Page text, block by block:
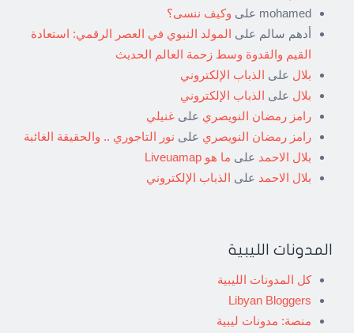
mohamed على وكيف ننسى؟
أدهم سالم على المولد النبوي في العصر الرقمي: استعادة
القيم والقدوة وسط زحمة العالم الحديث
بلال على الذباب الإلكتروني
بلال على الذباب الإلكتروني
رامز رمضان النويصري على غنيلي
رامز رمضان النويصري على نور التاجوري .. والحقيقة الغائبة
بلال الاحمد على ما هو Liveuamap
بلال الاحمد على الذباب الإلكتروني
المدونات الليبية
كل المدونات الليبية
Libyan Bloggers
منصة: مدونات ليبية